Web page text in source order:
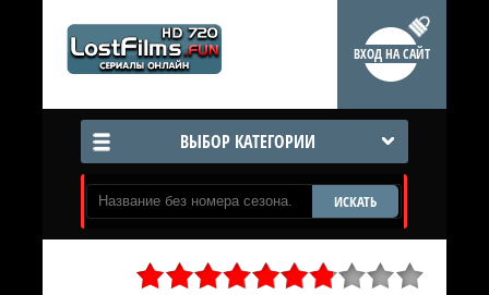
ВХОД НА САЙТ
ВЫБОР КАТЕГОРИИ
ИСКАТЬ